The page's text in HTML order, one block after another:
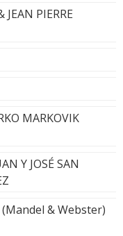
PIERRE
MARKOVIK
Y JOSÉ SAN
& Webster)